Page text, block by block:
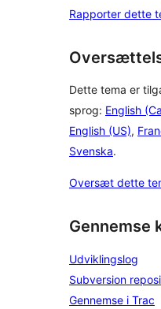
Rapporter dette
Dette tema er
sprog: English
English (US),
Svenska.
Oversæt dette
Gennemse
Udviklingslog
Subversion
Gennemse i Trac